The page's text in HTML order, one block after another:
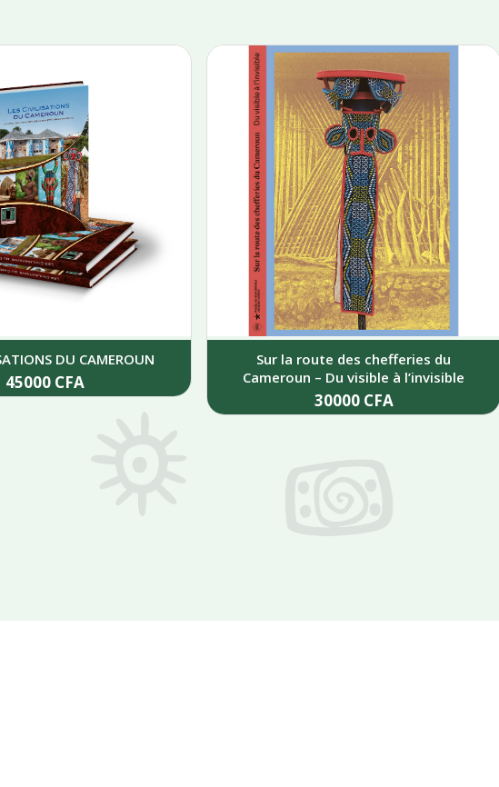
DU CAMEROUN
45000 CFA
Sur la route des chefferies du
Cameroun – Du visible à l’invisible
30000 CFA